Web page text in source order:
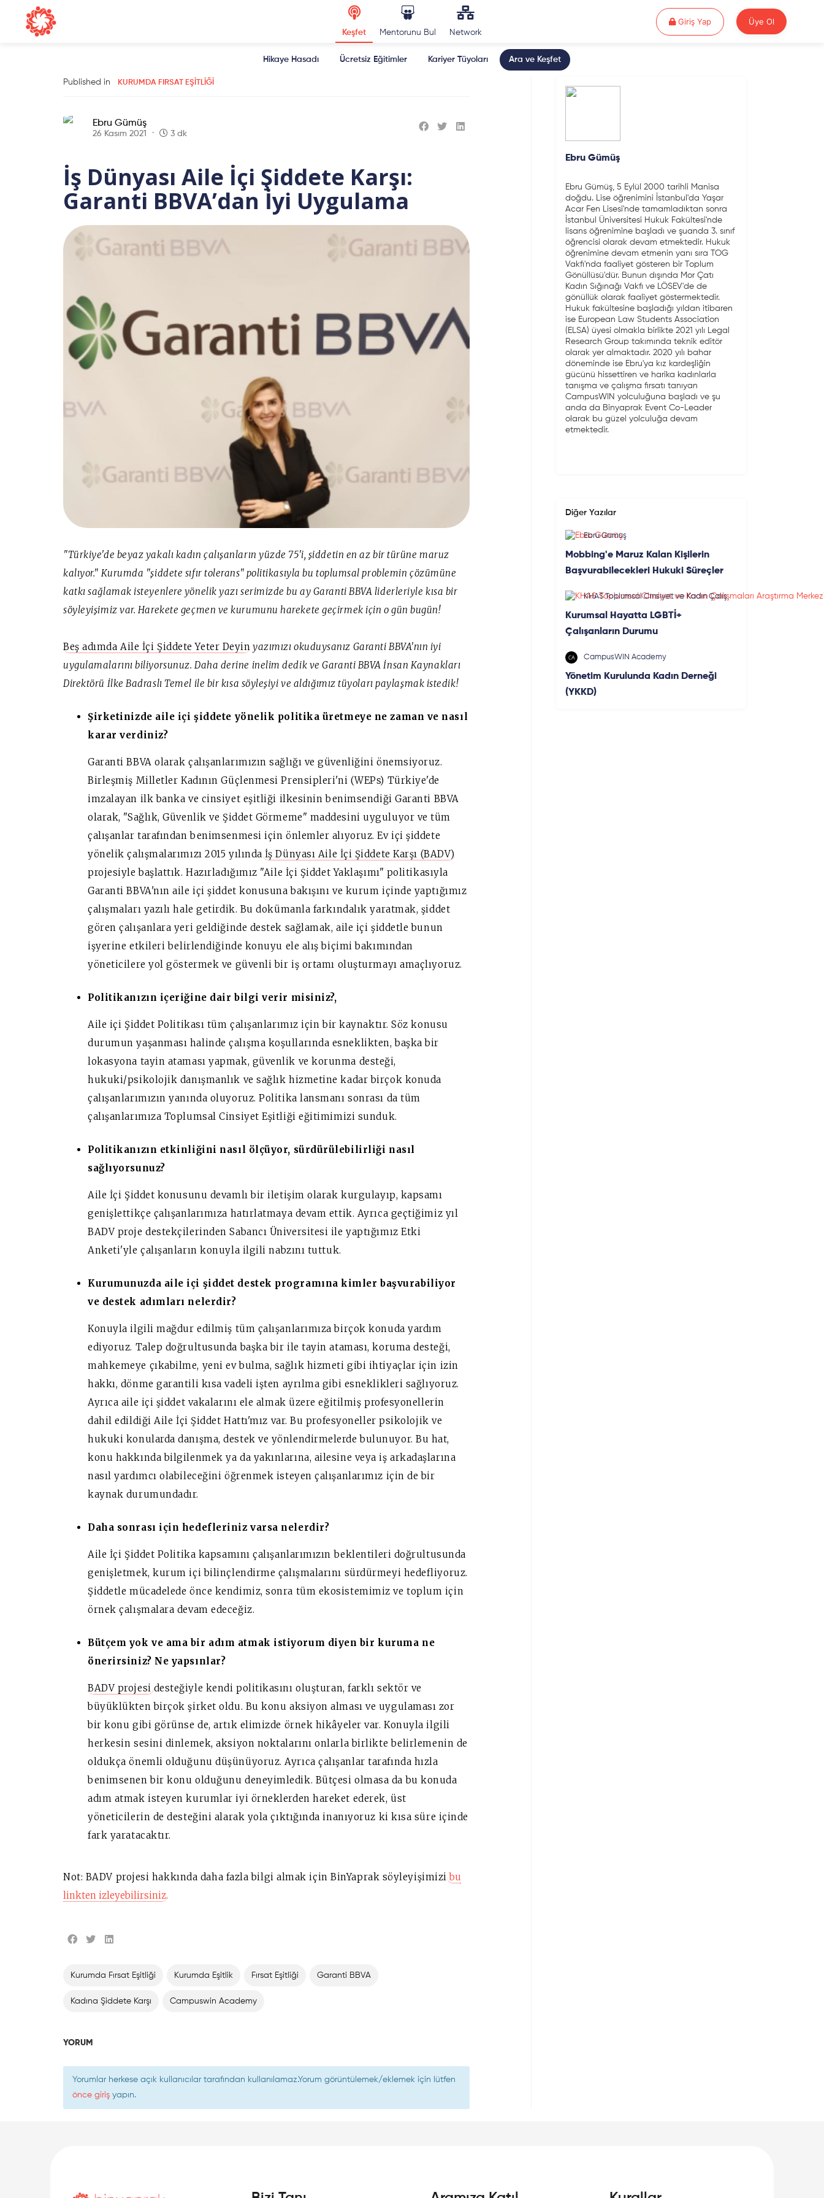
Keşfet Mentorunu Bul Network
Giriş YapGiriş Yap Üye Ol
Hikaye Hasadı Ücretsiz Eğitimler Kariyer Tüyoları Ara ve Keşfet
Published in KURUMDA FIRSAT EŞITLIĞI
Ebru Gümüş
26 Kasım 2021 3 dk
İş Dünyası Aile İçi Şiddete Karşı:
Garanti BBVA’dan İyi Uygulama
"Türkiye'de beyaz yakalı kadın çalışanların yüzde 75'i, şiddetin en az bir türüne maruz
kalıyor." Kurumda "şiddete sıfır tolerans" politikasıyla bu toplumsal problemin çözümüne
katkı sağlamak isteyenlere yönelik yazı serimizde bu ay Garanti BBVA liderleriyle kısa bir
söyleyişimiz var. Harekete geçmen ve kurumunu harekete geçirmek için o gün bugün!
Beş adımda Aile İçi Şiddete Yeter Deyin yazımızı okuduysanız Garanti BBVA'nın iyi
uygulamalarını biliyorsunuz. Daha derine inelim dedik ve Garanti BBVA İnsan Kaynakları
Direktörü İlke Badraslı Temel ile bir kısa söyleşiyi ve aldığımız tüyoları paylaşmak istedik!
Şirketinizde aile içi şiddete yönelik politika üretmeye ne zaman ve nasıl
karar verdiniz?
Garanti BBVA olarak çalışanlarımızın sağlığı ve güvenliğini önemsiyoruz.
Birleşmiş Milletler Kadının Güçlenmesi Prensipleri'ni (WEPs) Türkiye'de
imzalayan ilk banka ve cinsiyet eşitliği ilkesinin benimsendiği Garanti BBVA
olarak, "Sağlık, Güvenlik ve Şiddet Görmeme" maddesini uyguluyor ve tüm
çalışanlar tarafından benimsenmesi için önlemler alıyoruz. Ev içi şiddete
yönelik çalışmalarımızı 2015 yılında İş Dünyası Aile İçi Şiddete Karşı (BADV)
projesiyle başlattık. Hazırladığımız "Aile İçi Şiddet Yaklaşımı" politikasıyla
Garanti BBVA'nın aile içi şiddet konusuna bakışını ve kurum içinde yaptığımız
çalışmaları yazılı hale getirdik. Bu dokümanla farkındalık yaratmak, şiddet
gören çalışanlara yeri geldiğinde destek sağlamak, aile içi şiddetle bunun
işyerine etkileri belirlendiğinde konuyu ele alış biçimi bakımından
yöneticilere yol göstermek ve güvenli bir iş ortamı oluşturmayı amaçlıyoruz.
Politikanızın içeriğine dair bilgi verir misiniz?,
Aile içi Şiddet Politikası tüm çalışanlarımız için bir kaynaktır. Söz konusu
durumun yaşanması halinde çalışma koşullarında esneklikten, başka bir
lokasyona tayin ataması yapmak, güvenlik ve korunma desteği,
hukuki/psikolojik danışmanlık ve sağlık hizmetine kadar birçok konuda
çalışanlarımızın yanında oluyoruz. Politika lansmanı sonrası da tüm
çalışanlarımıza Toplumsal Cinsiyet Eşitliği eğitimimizi sunduk.
Politikanızın etkinliğini nasıl ölçüyor, sürdürülebilirliği nasıl
sağlıyorsunuz?
Aile İçi Şiddet konusunu devamlı bir iletişim olarak kurgulayıp, kapsamı
genişlettikçe çalışanlarımıza hatırlatmaya devam ettik. Ayrıca geçtiğimiz yıl
BADV proje destekçilerinden Sabancı Üniversitesi ile yaptığımız Etki
Anketi'yle çalışanların konuyla ilgili nabzını tuttuk.
Kurumunuzda aile içi şiddet destek programına kimler başvurabiliyor
ve destek adımları nelerdir?
Konuyla ilgili mağdur edilmiş tüm çalışanlarımıza birçok konuda yardım
ediyoruz. Talep doğrultusunda başka bir ile tayin ataması, koruma desteği,
mahkemeye çıkabilme, yeni ev bulma, sağlık hizmeti gibi ihtiyaçlar için izin
hakkı, dönme garantili kısa vadeli işten ayrılma gibi esneklikleri sağlıyoruz.
Ayrıca aile içi şiddet vakalarını ele almak üzere eğitilmiş profesyonellerin
dahil edildiği Aile İçi Şiddet Hattı'mız var. Bu profesyoneller psikolojik ve
hukuki konularda danışma, destek ve yönlendirmelerde bulunuyor. Bu hat,
konu hakkında bilgilenmek ya da yakınlarına, ailesine veya iş arkadaşlarına
nasıl yardımcı olabileceğini öğrenmek isteyen çalışanlarımız için de bir
kaynak durumundadır.
Daha sonrası için hedefleriniz varsa nelerdir?
Aile İçi Şiddet Politika kapsamını çalışanlarımızın beklentileri doğrultusunda
genişletmek, kurum içi bilinçlendirme çalışmalarını sürdürmeyi hedefliyoruz.
Şiddetle mücadelede önce kendimiz, sonra tüm ekosistemimiz ve toplum için
örnek çalışmalara devam edeceğiz.
Bütçem yok ve ama bir adım atmak istiyorum diyen bir kuruma ne
önerirsiniz? Ne yapsınlar?
BADV projesi desteğiyle kendi politikasını oluşturan, farklı sektör ve
büyüklükten birçok şirket oldu. Bu konu aksiyon alması ve uygulaması zor
bir konu gibi görünse de, artık elimizde örnek hikâyeler var. Konuyla ilgili
herkesin sesini dinlemek, aksiyon noktalarını onlarla birlikte belirlemenin de
oldukça önemli olduğunu düşünüyoruz. Ayrıca çalışanlar tarafında hızla
benimsenen bir konu olduğunu deneyimledik. Bütçesi olmasa da bu konuda
adım atmak isteyen kurumlar iyi örneklerden hareket ederek, üst
yöneticilerin de desteğini alarak yola çıktığında inanıyoruz ki kısa süre içinde
fark yaratacaktır.
Not: BADV projesi hakkında daha fazla bilgi almak için BinYaprak söyleyişimizibu
linkten izleyebilirsiniz.
Kurumda Fırsat Eşitliği Kurumda Eşitlik Fırsat Eşitliği Garanti BBVA
Kadına Şiddete Karşı Campuswin Academy
YORUM
Yorumlar herkese açık kullanıcılar tarafından kullanılamaz.Yorum görüntülemek/eklemek için lütfen
önce giriş yapın.
Ebru Gümüş
Ebru Gümüş, 5 Eylül 2000 tarihli Manisa
doğdu. Lise öğrenimini İstanbul'da Yaşar
Acar Fen Lisesi'nde tamamladıktan sonra
İstanbul Üniversitesi Hukuk Fakültesi'nde
lisans öğrenimine başladı ve şuanda 3. sınıf
öğrencisi olarak devam etmektedir. Hukuk
öğrenimine devam etmenin yanı sıra TOG
Vakfı'nda faaliyet gösteren bir Toplum
Gönüllüsü'dür. Bunun dışında Mor Çatı
Kadın Sığınağı Vakfı ve LÖSEV'de de
gönüllük olarak faaliyet göstermektedir.
Hukuk fakültesine başladığı yıldan itibaren
ise European Law Students Association
(ELSA) üyesi olmakla birlikte 2021 yılı Legal
Research Group takımında teknik editör
olarak yer almaktadır. 2020 yılı bahar
döneminde ise Ebru'ya kız kardeşliğin
gücünü hissettiren ve harika kadınlarla
tanışma ve çalışma fırsatı tanıyan
CampusWIN yolculuğuna başladı ve şu
anda da Binyaprak Event Co-Leader
olarak bu güzel yolculuğa devam
etmektedir.
Diğer Yazılar
Ebru Gümüş
Mobbing'e Maruz Kalan Kişilerin
Başvurabilecekleri Hukuki Süreçler
KHAS Toplumsal Cinsiyet ve Kadın Çalış
Kurumsal Hayatta LGBTİ+
Çalışanların Durumu
CampusWIN Academy
Yönetim Kurulunda Kadın Derneği
(YKKD)